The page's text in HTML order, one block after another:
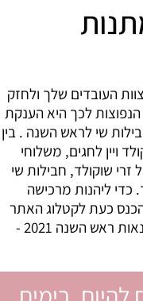
העובדים שלך ולחזק
לכך היא הענקת
שי לראש השנה . בין
ויין לחגים, משלוחי
שוקולד, חבילות שי
כדי ליהנות מרכישה
כעת לקטלוג האתר
והזמן מאתנו עוד היום חבילות שי בסיטונאות ראש השנה 2021 -